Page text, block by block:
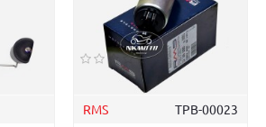
RMS ΤΡΒ-00023